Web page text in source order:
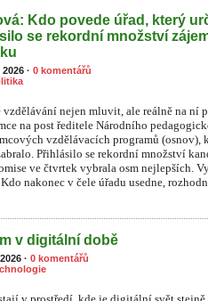
Kdo povede úřad, který
se rekordní množství
· 0 komentářů
nejen mluvit, ale reálně na ní
na post ředitele Národního
vzdělávacích programů (osnov),
Přihlásilo se rekordní množství
ve čtvrtek vybrala osm nejlepších.
nakonec v čele úřadu usedne,
v digitální době
· 0 komentářů